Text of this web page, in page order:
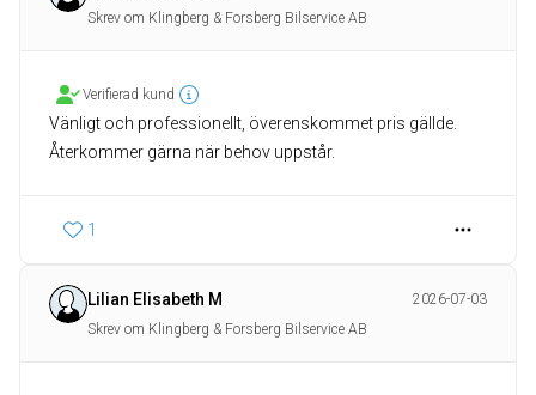
Skrev om Klingberg & Forsberg Bilservice AB
Verifierad kund
Vänligt och professionellt, överenskommet pris gällde.
Återkommer gärna när behov uppstår.
1
Lilian Elisabeth M
2026-07-03
Skrev om Klingberg & Forsberg Bilservice AB